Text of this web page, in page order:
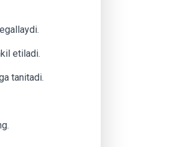
etiladi.
tanitadi.